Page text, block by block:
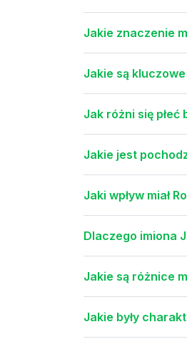
Jakie znaczenie
Jakie są
Jak różni się
Jakie jest
Jaki wpływ miał
Dlaczego imiona
Jakie są różnice
Jakie były